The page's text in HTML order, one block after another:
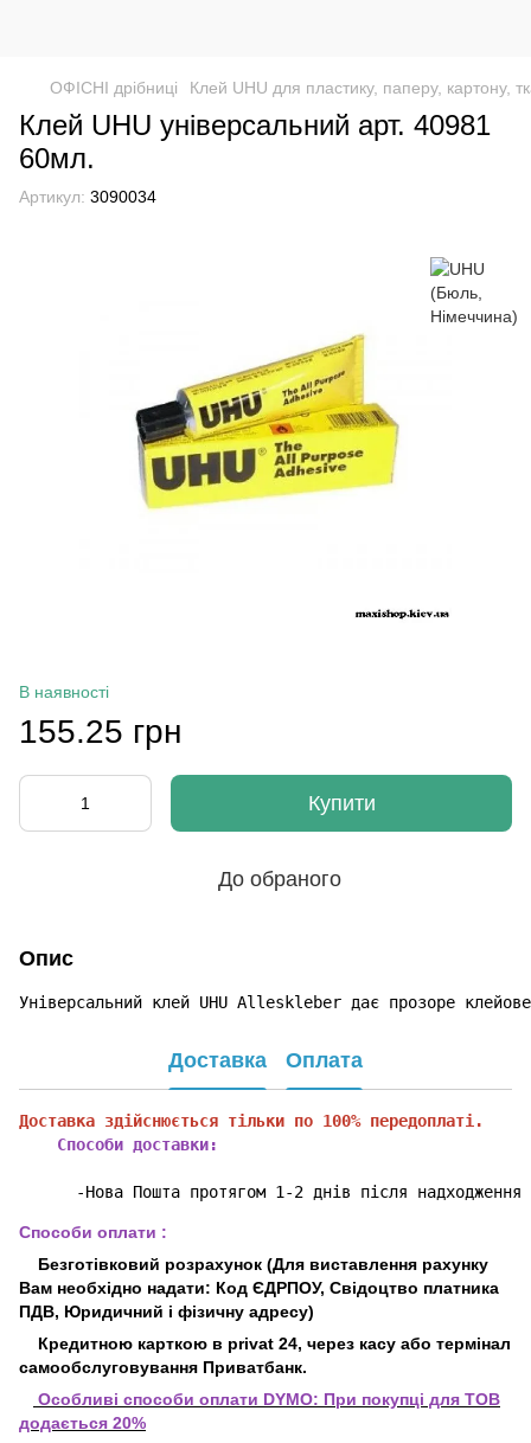
ОФІСНІ дрібниці Клей UHU для пластику, паперу, картону,
Клей UHU універсальний арт. 40981
60мл.
Артикул: 3090034
В наявності
155.25 грн
Купити
До обраного
Опис
Універсальний клей UHU Alleskleber дає прозоре
Доставка Оплата
Доставка здійснюється тільки по 100% передоплаті.
    Способи доставки:
-Нова Пошта протягом 1-2 днів після надходження
Способи оплати :
Безготівковий розрахунок (Для виставлення рахунку
Вам необхідно надати: Код ЄДРПОУ, Свідоцтво платника
ПДВ, Юридичний і фізичну адресу)
Кредитною карткою в privat 24, через касу або термінал
самообслуговування Приватбанк.
Особливі способи оплати DYMO: При покупці для ТОВ
додається 20%